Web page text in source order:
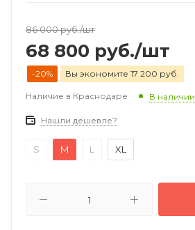
86 000руб./шт
68 800 руб./шт
-20% Вы экономите 17 200 руб.
Наличие в Краснодаре В наличии
Нашли дешевле?
S M L XL